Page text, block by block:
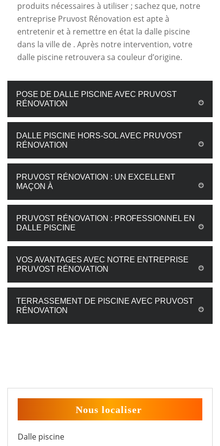
produits nécessaires à utiliser ; sachez que, notre
entreprise Pruvost Rénovation est apte à
entretenir et à remettre en état la dalle piscine
dans la ville de . Après notre intervention, votre
dalle piscine retrouvera sa couleur d’origine.
POSE DE DALLE PISCINE AVEC PRUVOST
RÉNOVATION
DALLE PISCINE HORS-SOL AVEC PRUVOST
RÉNOVATION
PRUVOST RÉNOVATION : UN EXCELLENT
MAÇON À
PRUVOST RÉNOVATION : PROFESSIONNEL EN
DALLE PISCINE
VOS AVANTAGES AVEC NOTRE ENTREPRISE
PRUVOST RÉNOVATION
TERRASSEMENT DE PISCINE AVEC PRUVOST
RÉNOVATION
Nous localiser
Dalle piscine